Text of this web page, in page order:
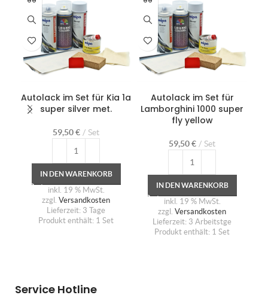
Autolack im Set für Kia 1a
super silver met.
59,50€ Set
IN DEN WARENKORB
inkl. 19 % MwSt.
zzgl. Versandkosten
Lieferzeit: 3 Tage
Produkt enthält: 1 Set
Autolack im Set für
Lamborghini 1000 super
fly yellow
59,50€ Set
IN DEN WARENKORB
inkl. 19 % MwSt.
zzgl. Versandkosten
Lieferzeit: 3 Arbeitstge
Produkt enthält: 1 Set
Service Hotline